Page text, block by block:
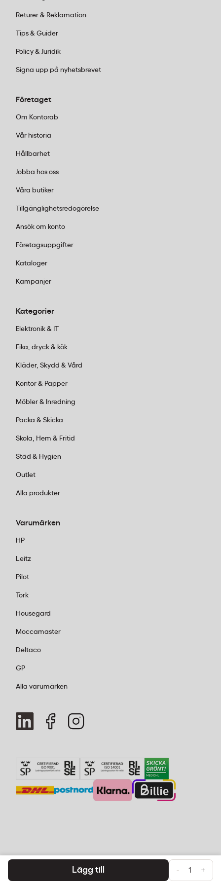
Lägg till - +
via ändrör på konsoltappar eller med den infällbara
kroken på ställningar och krokar. Detta ger flexibilitet
Returer & Reklamation
Tips & Guider
Policy & Juridik
Signa upp på nyhetsbrevet
Företaget
Om Kontorab
Vår historia
Hållbarhet
Jobba hos oss
Våra butiker
Tillgänglighetsredogörelse
Ansök om konto
Företagsuppgifter
Kataloger
Kampanjer
Kategorier
Elektronik & IT
Fika, dryck & kök
Kläder, Skydd & Vård
Kontor & Papper
Möbler & Inredning
Packa & Skicka
Skola, Hem & Fritid
Städ & Hygien
Outlet
Alla produkter
Varumärken
HP
Leitz
Pilot
Tork
Housegard
Moccamaster
Deltaco
GP
Alla varumärken